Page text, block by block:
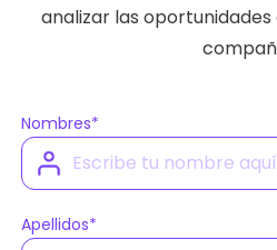
analizar las
Nombres*
Apellidos*